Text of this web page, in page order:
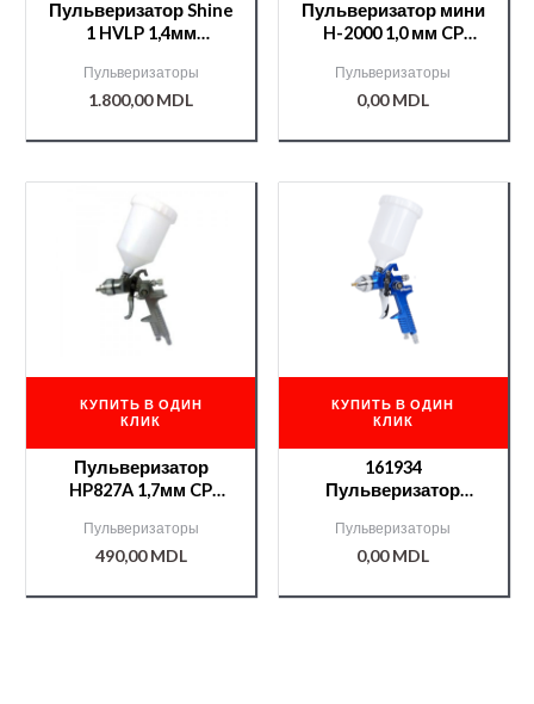
Пульверизатор Shine
1 HVLP 1,4мм
Пульверизаторы
1.800,00MDL
Пульверизатор мини
H-2000 1,0 мм CP
Пульверизаторы
0,00MDL
КУПИТЬ В ОДИН
КЛИК
Пульверизатор
HP827A 1,7мм CP
Пульверизаторы
490,00MDL
КУПИТЬ В ОДИН
КЛИК
161934
Пульверизатор
d1,4
Пульверизаторы
0,00MDL